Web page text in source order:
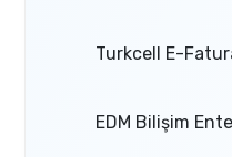
Turkcell E-
EDM Bilişim